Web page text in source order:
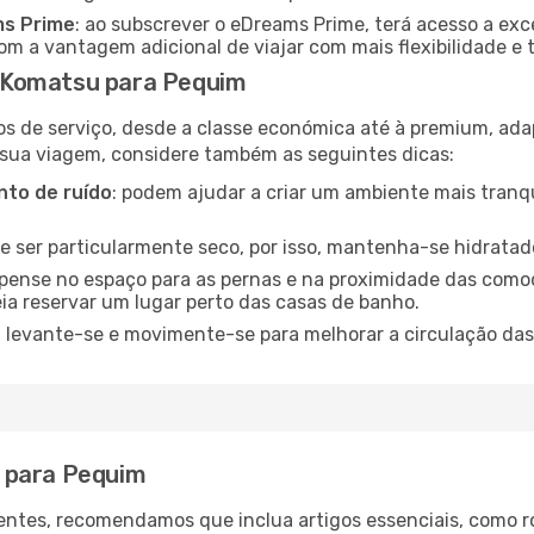
Prime: ao subscrever o eDreams Prime, terá acesso a
a vantagem adicional de viajar com mais flexibilidade e
para Pequim
de serviço, desde a classe económica até à premium,
viagem, considere também as seguintes dicas:
de ruído: podem ajudar a criar um ambiente mais
ser particularmente seco, por isso, mantenha-se
no espaço para as pernas e na proximidade das
reservar um lugar perto das casas de banho.
levante-se e movimente-se para melhorar a circulação
Pequim
recomendamos que inclua artigos essenciais, como